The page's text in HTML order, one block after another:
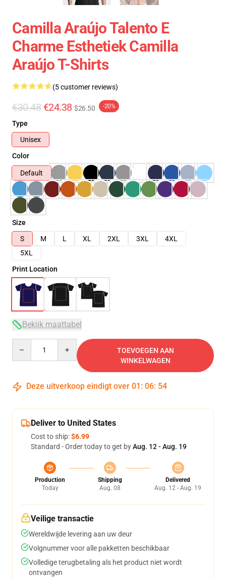
Camilla Araújo Talento E
Charme Esthetiek Camilla
Araújo T-Shirts
(5 customer reviews)
€30.48 €24.38 $26.50 -20%
Type
Unisex
Color
Default
Size
S
M L XL 2XL 3XL
4XL
5XL
Print Location
Bekijk maattabel
TOEVOEGEN AAN
WINKELWAGEN
Deze uitverkoop eindigt over 01 : 06: 54
Deliver to United States
Cost to ship:$6.99
Standard - Order today to get byAug. 12 - Aug. 19
Production
Today
Shipping
Aug. 08
Delivered
Aug. 12 - Aug. 19
Veilige transactie
Wereldwijde levering aan uw deur
Volgnummer voor alle pakketten beschikbaar
Volledige terugbetaling als het product niet wordt
ontvangen